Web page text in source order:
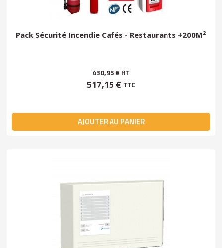
Pack Sécurité Incendie Cafés - Restaurants +200M²
430,96 € HT
517,15 € TTC
AJOUTER AU PANIER